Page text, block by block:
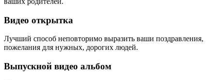
Видео открытка
Лучший способ неповторимо выразить ваши поздравления,
пожелания для нужных, дорогих людей.
Выпускной видео альбом